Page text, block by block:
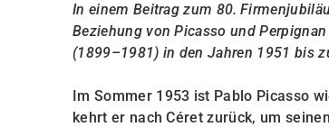
In einem Beitrag zum 80.
Beziehung von Picasso und
(1899–1981) in den Jahren 1951 bis
Im Sommer 1953 ist Pablo Picasso
kehrt er nach Céret zurück, um